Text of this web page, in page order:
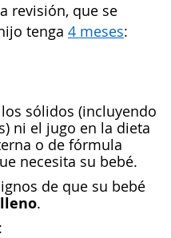
revisión, que se
tenga 4 meses:
sólidos (incluyendo
ni el jugo en la dieta
o de fórmula
necesita su bebé.
de que su bebé
.